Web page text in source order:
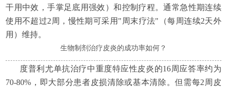
干用中效，手掌足底用强效）和控制疗程。通常急性期连续
使用不超过2周，慢性期可采用"周末疗法"（每周连续2天外
用）维持。
生物制剂治疗皮炎的成功率如何？
度普利尤单抗治疗中重度特应性皮炎的16周应答率约为
70-80%，即大部分患者皮损清除或基本清除。但需每2周皮